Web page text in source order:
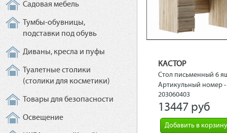
Садовая мебель
Тумбы-обувницы,
подставки под обувь
Диваны, кресла и пуфы
Туалетные столики
(столики для косметики)
Товары для безопасности
Освещение
КАСТОР
Стол письменный 6
151х65, дуб сонома
Артикульный номер -
203060403
13447 рyб
Добавить в корзину